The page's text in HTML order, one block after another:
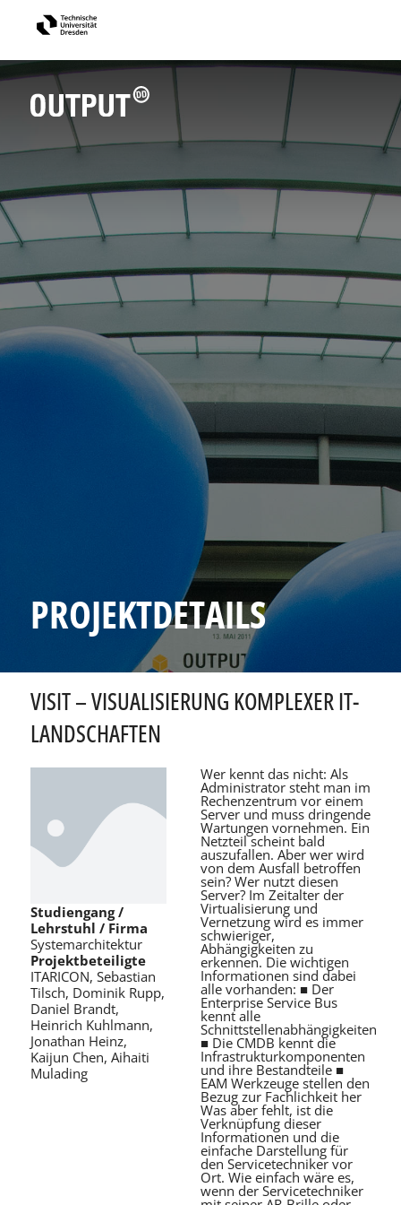
PROJEKTDETAILS
VISIT – VISUALISIERUNG KOMPLEXER IT-
LANDSCHAFTEN
Studiengang /
Lehrstuhl / Firma
Systemarchitektur
Projektbeteiligte
ITARICON, Sebastian
Tilsch, Dominik Rupp,
Daniel Brandt,
Heinrich Kuhlmann,
Jonathan Heinz,
Kaijun Chen, Aihaiti
Mulading
Wer kennt das nicht: Als
Administrator steht man im
Rechenzentrum vor einem
Server und muss dringende
Wartungen vornehmen. Ein
Netzteil scheint bald
auszufallen. Aber wer wird
von dem Ausfall betroffen
sein? Wer nutzt diesen
Server? Im Zeitalter der
Virtualisierung und
Vernetzung wird es immer
schwieriger,
Abhängigkeiten zu
erkennen. Die wichtigen
Informationen sind dabei
alle vorhanden: ■ Der
Enterprise Service Bus
kennt alle
Schnittstellenabhängigkeiten
■ Die CMDB kennt die
Infrastrukturkomponenten
und ihre Bestandteile ■
EAM Werkzeuge stellen den
Bezug zur Fachlichkeit her
Was aber fehlt, ist die
Verknüpfung dieser
Informationen und die
einfache Darstellung für
den Servicetechniker vor
Ort. Wie einfach wäre es,
wenn der Servicetechniker